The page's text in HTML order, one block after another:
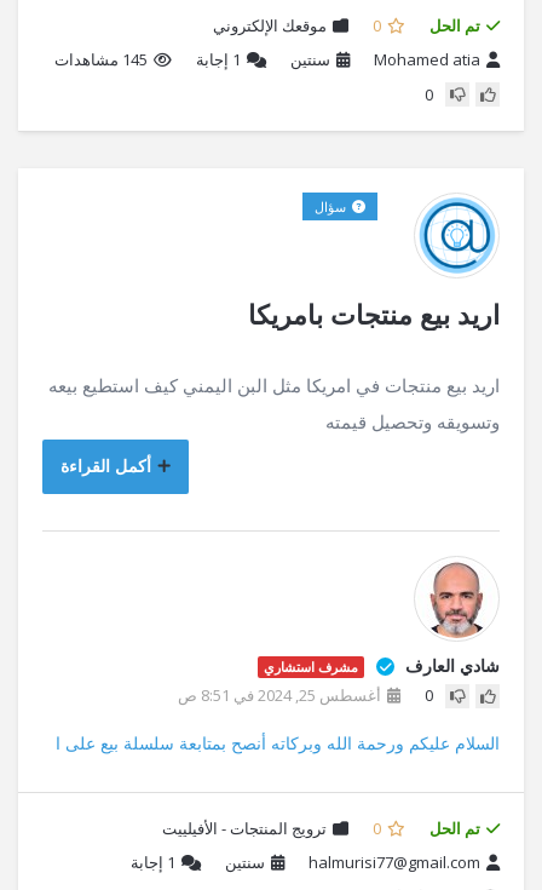
تم الحل 0
موقعك الإلكتروني
Mohamed atia
سنتين 1 إجابة
145 مشاهدات
0
اريد بيع منتجات بامريكا
سؤال
اريد بيع منتجات في امريكا مثل البن اليمني كيف استطيع بيعه
وتسويقه وتحصيل قيمته
أكمل القراءة
شادي العارف مشرف استشاري
0 أغسطس 25, 2024 في 8:51 ص
السلام عليكم ورحمة الله وبركاته أنصح بمتابعة سلسلة بيع على ا
تم الحل 0
ترويج المنتجات - الأفيلييت
halmurisi77@gmail.com
سنتين 1 إجابة